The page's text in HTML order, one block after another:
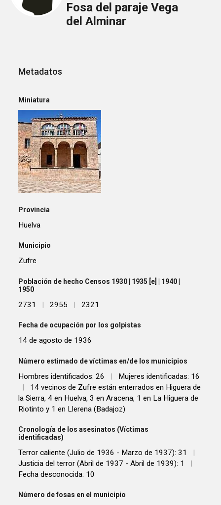
Fosa del paraje Vega
del Alminar
Metadatos
Miniatura
Provincia
Huelva
Municipio
Zufre
Población de hecho Censos 1930 | 1935 [e] | 1940 |
1950
2731 | 2955 | 2321
Fecha de ocupación por los golpistas
14 de agosto de 1936
Número estimado de víctimas en/de los municipios
Hombres identificados: 26 |
Mujeres identificadas: 16
|
14 vecinos de Zufre están enterrados en Higuera de
la Sierra, 4 en Huelva, 3 en Aracena, 1 en La Higuera de
Riotinto y 1 en Llerena (Badajoz)
Cronología de los asesinatos (Víctimas
identificadas)
Terror caliente (Julio de 1936 - Marzo de 1937): 31
|
Justicia del terror (Abril de 1937 - Abril de 1939): 1
|
Fecha desconocida: 10
Número de fosas en el municipio